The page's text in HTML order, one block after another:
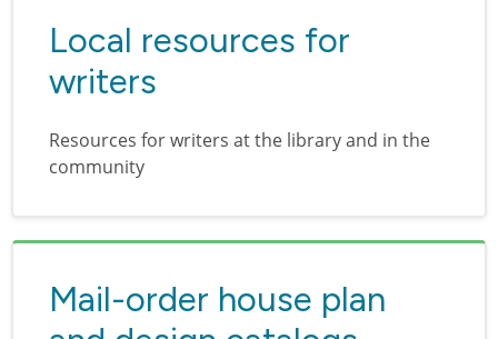
Local resources for
writers
Resources for writers at the library and in the
community
Mail-order house plan